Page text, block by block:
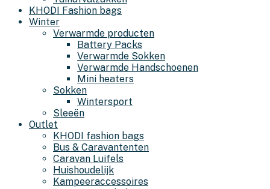
KHODI Fashion bags
Winter
Verwarmde producten
Battery Packs
Verwarmde Sokken
Verwarmde Handschoenen
Mini heaters
Sokken
Wintersport
Sleeën
Outlet
KHODI fashion bags
Bus & Caravantenten
Caravan Luifels
Huishoudelijk
Kampeeraccessoires